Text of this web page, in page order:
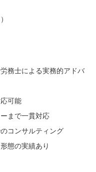
務士による実務的アドバ
可能
まで一貫対応
コンサルティング
態の実績あり